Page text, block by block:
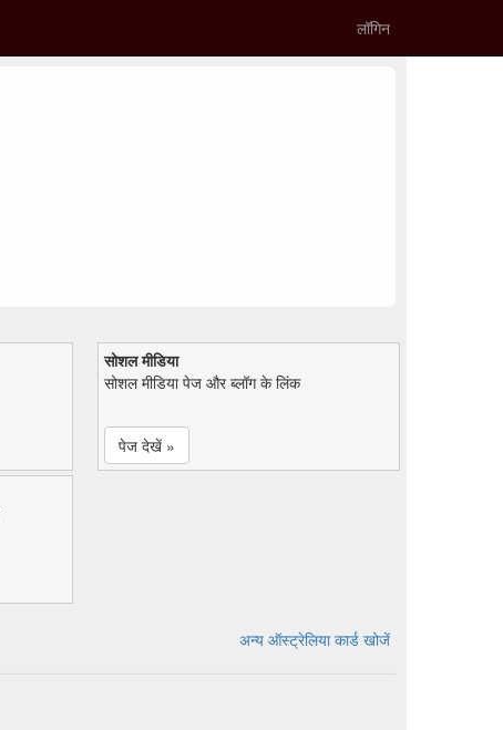
लॉगिन
सोशल मीडिया
सोशल मीडिया पेज और ब्लॉग के लिंक
पेज देखें »
अन्य ऑस्ट्रेलिया कार्ड खोजें